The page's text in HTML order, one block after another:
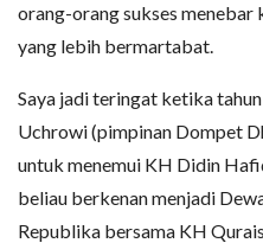
orang-orang sukses menebar
yang lebih bermartabat.
Saya jadi teringat ketika
Uchrowi (pimpinan Dompet
untuk menemui KH Didin
beliau berkenan menjadi
Republika bersama KH